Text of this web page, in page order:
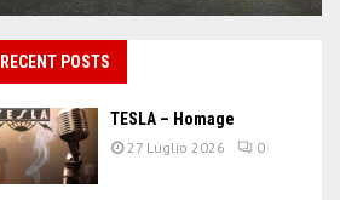
RECENT POSTS
TESLA – Homage
27 Luglio 2026 0